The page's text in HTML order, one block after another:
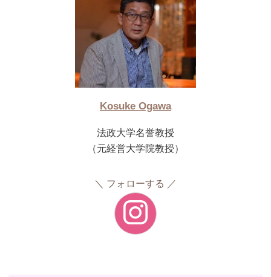
Kosuke Ogawa
法政大学名誉教授
（元経営大学院教授）
フォローする